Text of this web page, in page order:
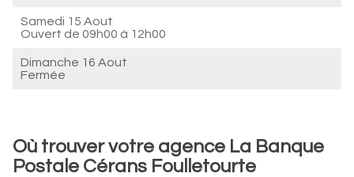
Samedi 15 Aout
Ouvert de 09h00 à 12h00
Dimanche 16 Aout
Fermée
Où trouver votre agence La Banque
Postale Cérans Foulletourte